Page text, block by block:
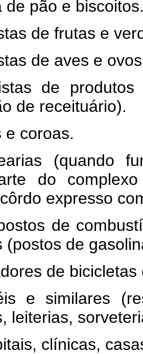
de pão e
de frutas e
de aves e
de produtos
de receituário).
e coroas.
(quando
do
expresso
de
(postos de
de bicicletas
e similares
leiterias,
clínicas,